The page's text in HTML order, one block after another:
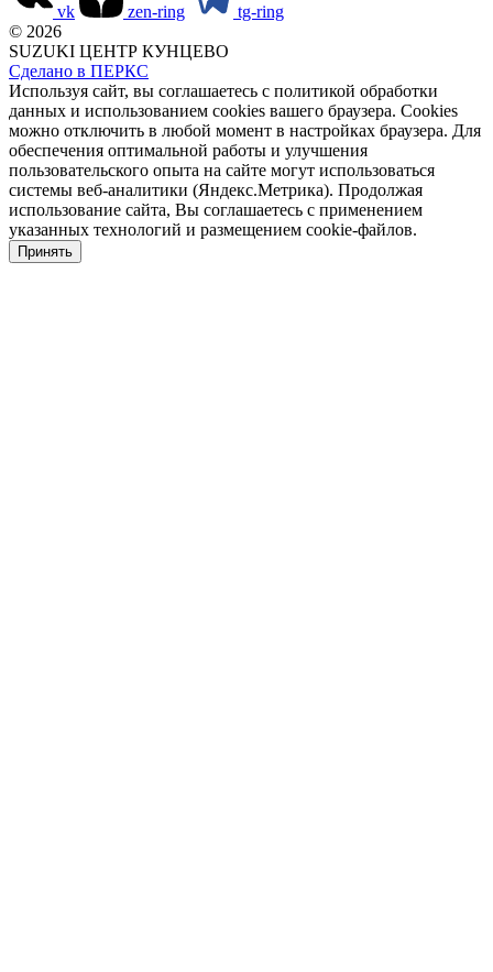
vk zen-ring
tg-ring
© 2026
SUZUKI ЦЕНТР КУНЦЕВО
Сделано в ПЕРКС
Используя сайт, вы соглашаетесь с политикой обработки
данных и использованием cookies вашего браузера. Cookies
можно отключить в любой момент в настройках браузера. Для
обеспечения оптимальной работы и улучшения
пользовательского опыта на сайте могут использоваться
системы веб-аналитики (Яндекс.Метрика). Продолжая
использование сайта, Вы соглашаетесь с применением
указанных технологий и размещением cookie-файлов.
Принять